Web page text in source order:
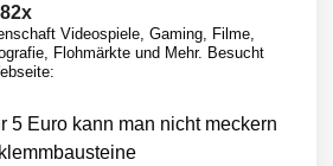
Videospiele, Gaming, Filme,
Flohmärkte und Mehr. Besucht